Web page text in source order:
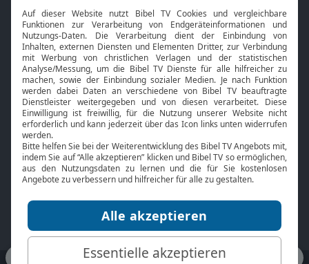
Neuigkeiten
Smart TV
HbbTV
Bibelthek Online-Bibel
Nächster Gottesdienst
Bibel TV
Über uns
Jobs
Mediadaten
Service
Kontakt
TV-Empfang